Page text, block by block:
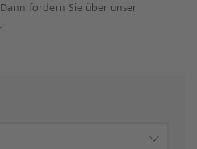
fordern Sie über unser